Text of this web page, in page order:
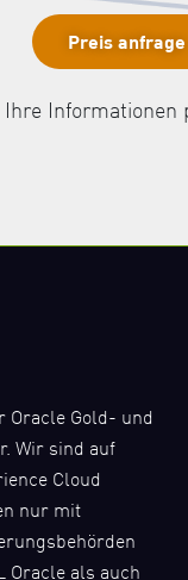
Preis anfrage
Informationen
Oracle Gold- und
Wir sind auf
Cloud
nur mit
Oracle als auch